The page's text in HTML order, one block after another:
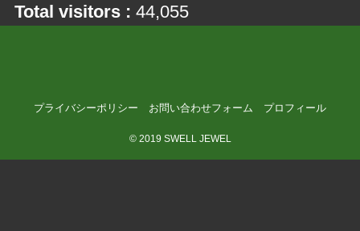
Total visitors : 44,055
プライバシーポリシー お問い合わせフォーム プロフィール
©2019 SWELL JEWEL